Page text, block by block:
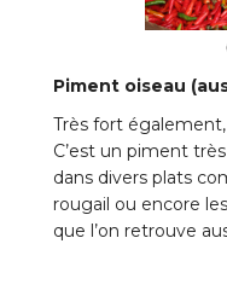
Piment oiseau
Très fort
C’est un piment
dans divers plats
rougail ou encore les
que l’on retrouve